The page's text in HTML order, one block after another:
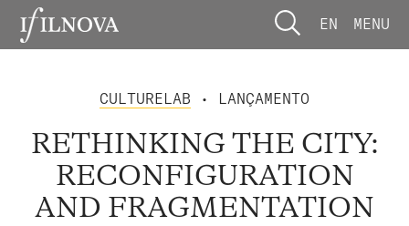
EN MENU
CULTURELAB • LANÇAMENTO
RETHINKING THE CITY:
RECONFIGURATION
AND FRAGMENTATION